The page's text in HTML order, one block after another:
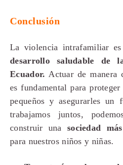
Conclusión
La violencia intrafamiliar
desarrollo saludable de
Ecuador. Actuar de manera
es fundamental para proteger
pequeños y asegurarles un
trabajamos juntos,
construir una sociedad
para nuestros niños y niñas.